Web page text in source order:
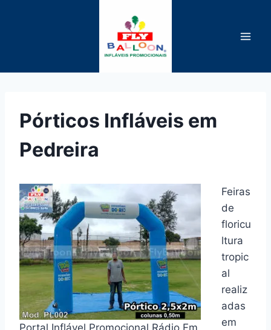
Pórticos Infláveis em
Pedreira
Portal Inflável Promocional Rádio Fm
Feiras
de
floricu
ltura
tropic
al
realiz
adas
em